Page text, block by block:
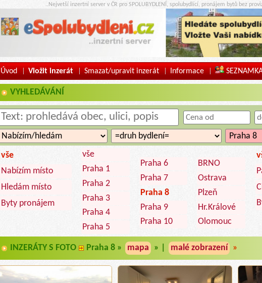
..Nejvetší inzertní server v ČR pro SPOLUBYDLENÍ, spolubydlící, pronájem bytů bez
Úvod | Vložit inzerát | Smazat/upravit inzerát | Informace |
VYHLEDÁVÁNÍ
vše
Nabízím místo
Hledám místo
Byty pronájem
vše
Praha 1
Praha 2
Praha 3
Praha 4
Praha 5
Praha 6
Praha 7
Praha 8
Praha 9
Praha 10
BRNO
Ostrava
Plzeň
Hr.Králové
Olomouc
INZERÁTY S FOTO Praha 8 » mapa » | malé zobrazení »